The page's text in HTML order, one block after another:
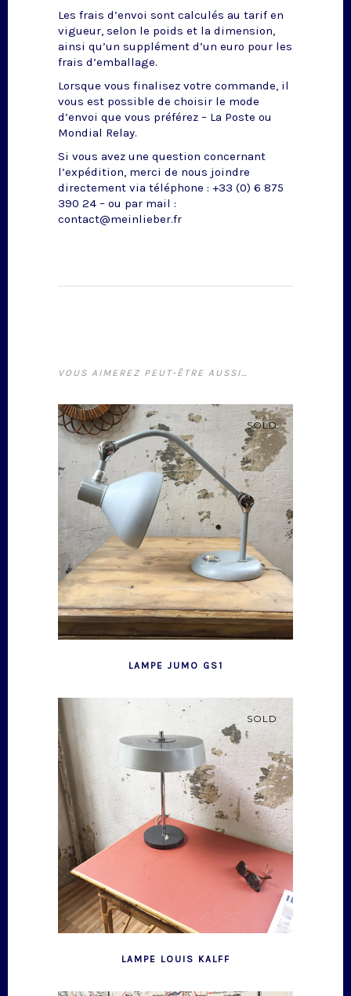
Les frais d’envoi sont calculés au tarif en
vigueur, selon le poids et la dimension,
ainsi qu’un supplément d’un euro pour les
frais d’emballage.
Lorsque vous finalisez votre commande, il
vous est possible de choisir le mode
d’envoi que vous préférez – La Poste ou
Mondial Relay.
Si vous avez une question concernant
l’expédition, merci de nous joindre
directement via téléphone : +33 (0) 6 875
390 24 – ou par mail :
contact@meinlieber.fr
VOUS AIMEREZ PEUT-ÊTRE AUSSI…
SOLD
LAMPE JUMO GS1
SOLD
LAMPE LOUIS KALFF